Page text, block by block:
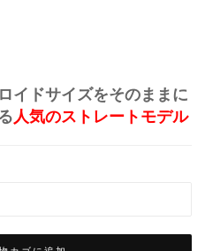
イドサイズをそのままに
人気のストレートモデル